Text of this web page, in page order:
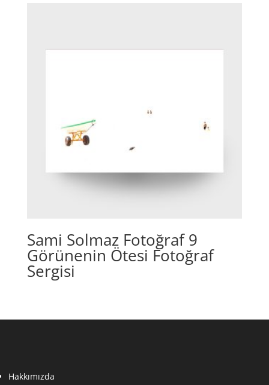
Sami Solmaz Fotoğraf 9
Görünenin Ötesi Fotoğraf
Sergisi
Hakkımızda